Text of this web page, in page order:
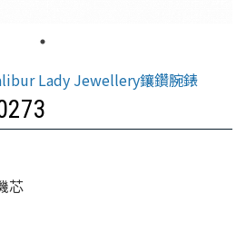
Lady Jewellery鑲鑽腕錶
芯